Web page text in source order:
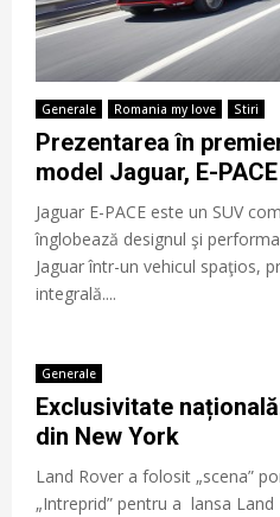
Generale Romania my love Stiri
Prezentarea în
model Jaguar, E-PACE
Jaguar E-PACE este un SUV
înglobează designul şi
Jaguar într-un vehicul spaţios,
integrală....
Generale
Exclusivitate
din New York
Land Rover a folosit „scena”
„Intreprid” pentru a lansa